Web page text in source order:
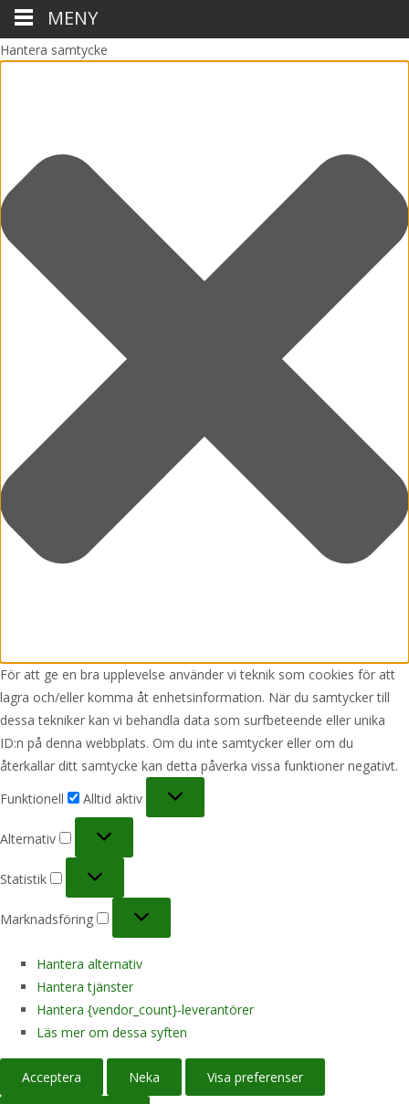
Hantera samtycke
För att ge en bra upplevelse använder vi teknik som cookies för att
lagra och/eller komma åt enhetsinformation. När du samtycker till
dessa tekniker kan vi behandla data som surfbeteende eller unika
ID:n på denna webbplats. Om du inte samtycker eller om du
återkallar ditt samtycke kan detta påverka vissa funktioner negativt.
Funktionell
Alltid aktiv
Alternativ
Statistik
Marknadsföring
Hantera alternativ
Hantera tjänster
Hantera {vendor_count}-leverantörer
Läs mer om dessa syften
Acceptera Neka Visa preferenser
MENY